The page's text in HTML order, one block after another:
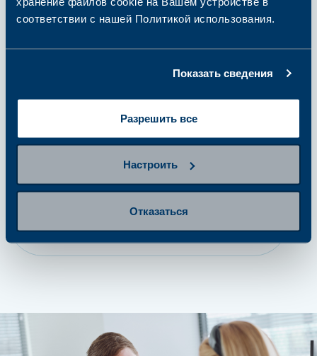
соответствии с нашей Политикой использования.
Показать сведения
Разрешить все
Настроить
Отказаться
Сдайте пробу
Получение результатов и
дальнейшие действия